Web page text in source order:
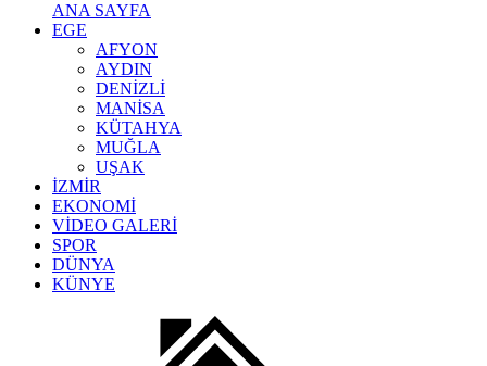
ANA SAYFA
EGE
AFYON
AYDIN
DENİZLİ
MANİSA
KÜTAHYA
MUĞLA
UŞAK
İZMİR
EKONOMİ
VİDEO GALERİ
SPOR
DÜNYA
KÜNYE